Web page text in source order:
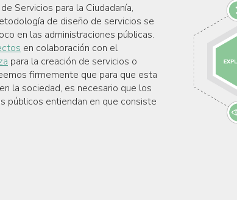
Servicios para la Ciudadanía,
de diseño de servicios se
en las administraciones públicas.
en colaboración con el
para la creación de servicios o
firmemente que para que esta
la sociedad, es necesario que los
públicos entiendan en que consiste